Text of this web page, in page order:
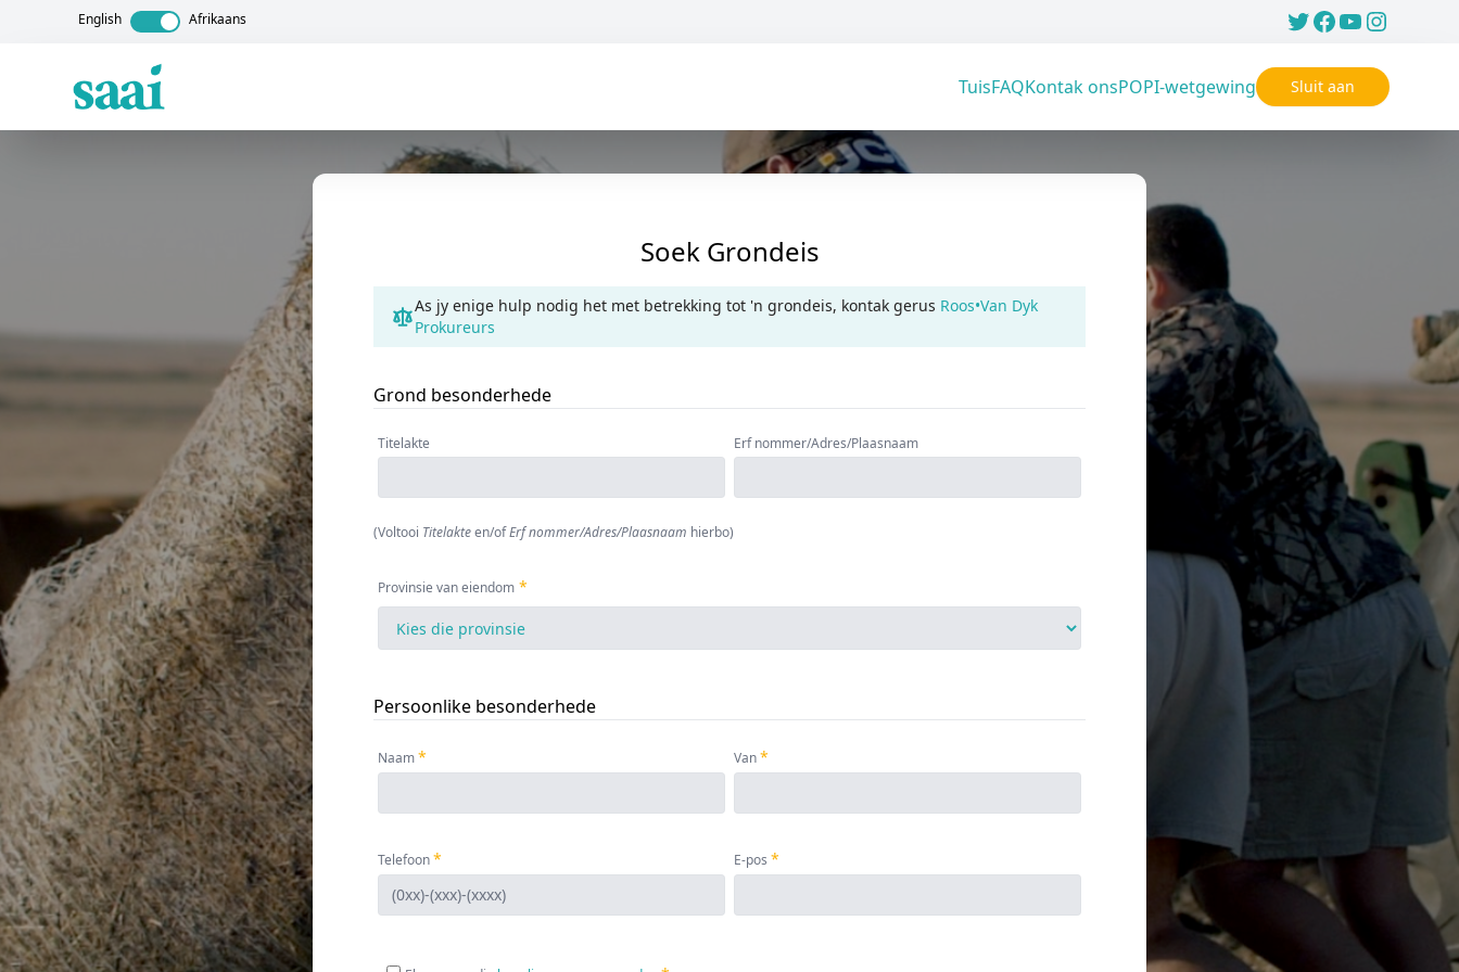
English Afrikaans
TuisFAQKontak onsPOPI-wetgewing Sluit aan
Soek Grondeis
As jy enige hulp nodig het met betrekking tot 'n grondeis, kontak gerus Roos•Van Dyk
Prokureurs
Grond besonderhede
Titelakte Erf nommer/Adres/Plaasnaam
(Voltooi Titelakteen/ofErf nommer/Adres/Plaasnaam hierbo)
Provinsie van eiendom
Persoonlike besonderhede
Naam Van
Telefoon E-pos